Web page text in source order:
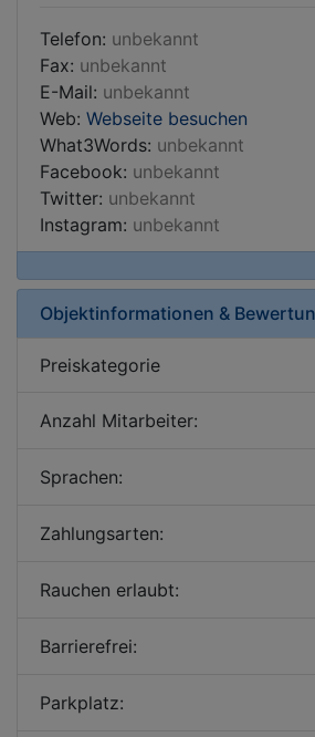
Telefon: unbekannt
Fax: unbekannt
E-Mail: unbekannt
Web: Webseite besuchen
What3Words: unbekannt
Facebook: unbekannt
Twitter: unbekannt
Instagram: unbekannt
Objektinformationen &
Preiskategorie
Anzahl Mitarbeiter:
Sprachen:
Zahlungsarten:
Rauchen erlaubt:
Barrierefrei:
Parkplatz: